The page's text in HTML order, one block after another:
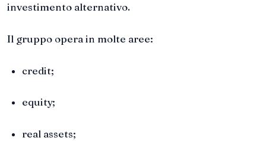
investimento alternativo.
Il gruppo opera in molte aree:
credit;
equity;
real assets;